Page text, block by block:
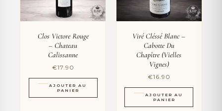
Clos Victore Rouge
– Chateau
Calissanne
€17.90
AJOUTER AU
PANIER
Viré Cléssé Blanc –
Cabotte Du
Chapître (Vielles
Vignes)
€16.90
AJOUTER AU
PANIER